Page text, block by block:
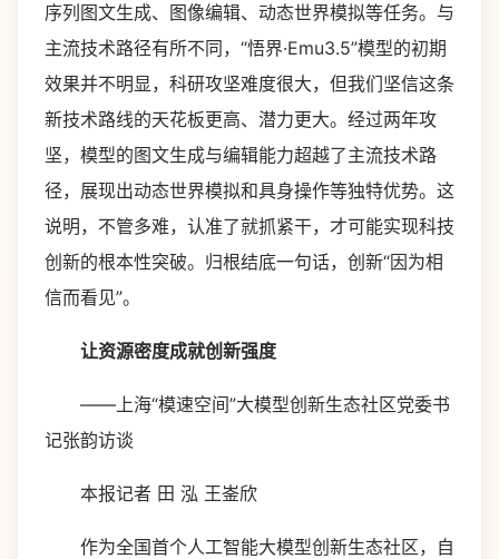
序列图文生成、图像编辑、动态世界模拟等任务。与
主流技术路径有所不同，“悟界·Emu3.5”模型的初期
效果并不明显，科研攻坚难度很大，但我们坚信这条
新技术路线的天花板更高、潜力更大。经过两年攻
坚，模型的图文生成与编辑能力超越了主流技术路
径，展现出动态世界模拟和具身操作等独特优势。这
说明，不管多难，认准了就抓紧干，才可能实现科技
创新的根本性突破。归根结底一句话，创新“因为相
信而看见”。
让资源密度成就创新强度
——上海“模速空间”大模型创新生态社区党委书
记张韵访谈
本报记者 田 泓 王崟欣
作为全国首个人工智能大模型创新生态社区，自